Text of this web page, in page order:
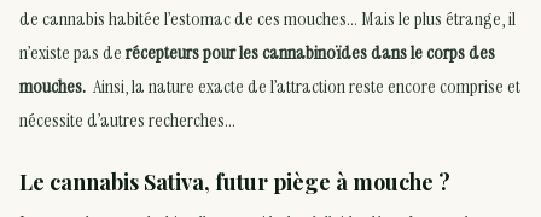
de cannabis habitée l’estomac de ces mouches… Mais le plus étrange, il
n’existe pas derécepteurs pour les cannabinoïdes dans le corps des
mouches. Ainsi, la nature exacte de l’attraction reste encore comprise et
nécessite d’autres recherches…
Le cannabis Sativa, futur piège à mouche ?